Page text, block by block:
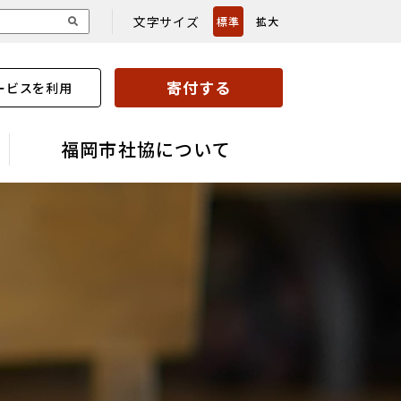
文字サイズ 標準 拡大
ビスを利用 寄付する
福岡市社協について